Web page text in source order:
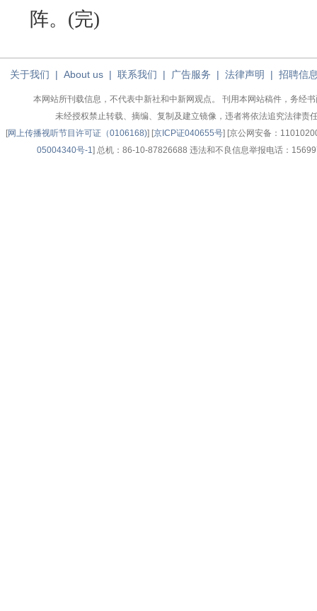
阵。(完)
关于我们 | About us | 联系我们 | 广告服务 | 法律声明 | 招聘信
本网站所刊载信息，不代表中新社和中新网观点。 刊用本网站稿件，务经
未经授权禁止转载、摘编、复制及建立镜像，违者将依法追究法律责
[网上传播视听节目许可证（0106168)] [京ICP证040655号] [京公网安备：
05004340号-1] 总机：86-10-87826688 违法和不良信息举报电话：